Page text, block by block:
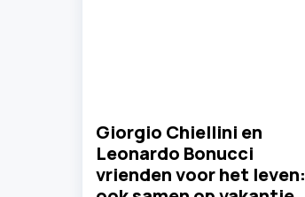
Giorgio Chiellini en
Leonardo Bonucci
vrienden voor het leven: